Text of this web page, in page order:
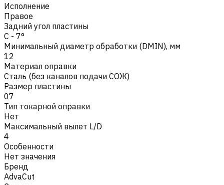
Исполнение
Правое
Задний угол пластины
C - 7°
Минимальный диаметр обработки (DMIN), мм
12
Материал оправки
Сталь (без каналов подачи СОЖ)
Размер пластины
07
Тип токарной оправки
Нет
Максимальный вылет L/D
4
Особенности
Нет значения
Бренд
AdvaCut